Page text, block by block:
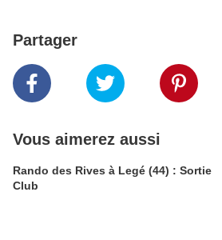
Partager
Vous aimerez aussi
Rando des Rives à Legé (44) : Sortie
Club